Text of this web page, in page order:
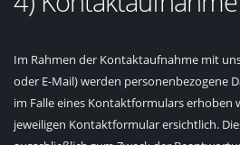
Im Rahmen der Kontaktaufnahme mit
oder E-Mail) werden personenbezogene
im Falle eines Kontaktformulars erhoben
jeweiligen Kontaktformular ersichtlich.